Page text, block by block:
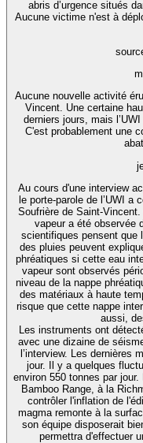
abris d’urgence situés
Aucune victime n'est à
Aucune nouvelle activité
Vincent. Une certaine
derniers jours, mais
C'est probablement une
Au cours d'une interview
le porte-parole de l’UWI a
Soufrière de Saint-
vapeur a été observée
scientifiques pensent que
des pluies peuvent
phréatiques si cette eau
vapeur sont observés
niveau de la nappe
des matériaux à haute
risque que cette nappe
aussi,
Les instruments ont
avec une dizaine de
l’interview. Les dernières
jour. Il y a quelques
environ 550 tonnes par
Bamboo Range, à la
contrôler l'inflation de
magma remonte à la
son équipe disposerait
permettra d'effectuer